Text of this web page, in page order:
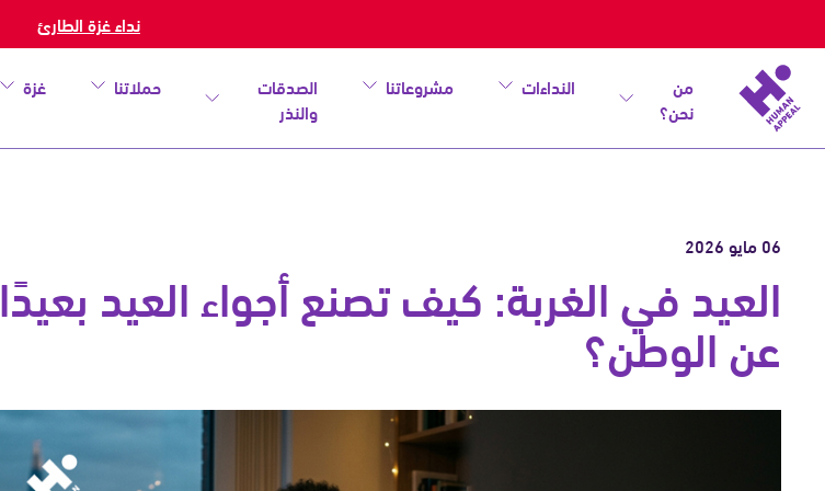
نداء غزة الطارئ
من
نحن؟
النداءات مشروعاتنا الصدقات
والنذر
حملاتنا غزة
06 مايو 2026
العيد في الغربة: كيف تصنع أجواء العيد بعيدًا
عن الوطن؟
أغلق